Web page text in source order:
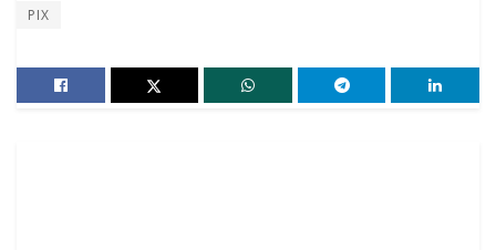
PIX